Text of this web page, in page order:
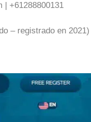
| +61288800131
– registrado en 2021)